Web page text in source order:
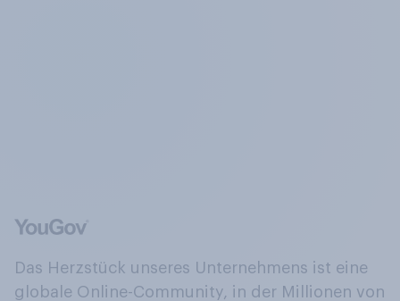
Das Herzstück unseres Unternehmens ist eine
globale Online-Community, in der Millionen von